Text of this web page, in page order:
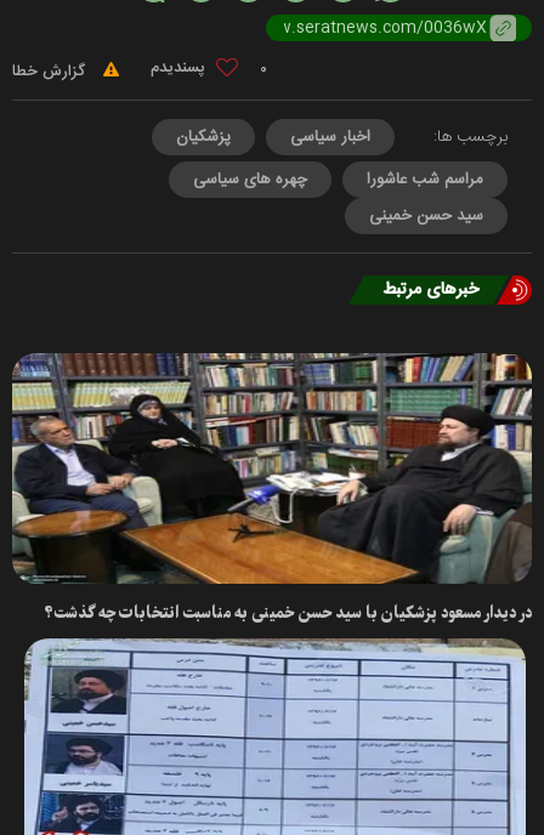
0 گزارش خطا
برچسب ها: اخبار سیاسی
پزشکیان
مراسم شب عاشورا
چهره های سیاسی
سید حسن خمینی
خبرهای مرتبط
در دیدار مسعود پزشکیان با سید حسن خمینی به مناسبت انتخابات چه گذشت؟